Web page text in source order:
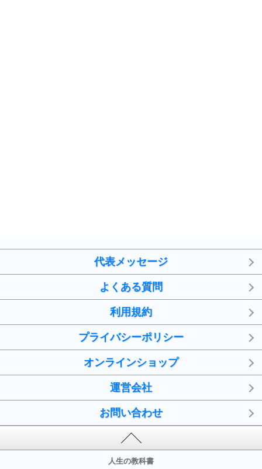
代表メッセージ
よくある質問
利用規約
プライバシーポリシー
オンラインショップ
運営会社
お問い合わせ
人生の教科書